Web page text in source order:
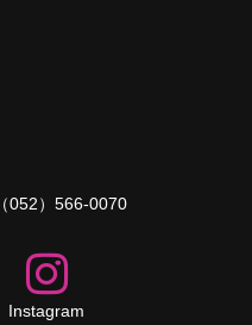
（052）566-0070
Instagram